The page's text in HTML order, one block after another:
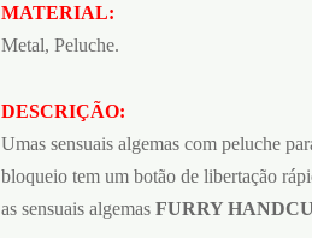
MATERIAL:
Metal, Peluche.
DESCRIÇÃO:
Umas sensuais algemas com peluche
bloqueio tem um botão de libertação
as sensuais algemas FURRY